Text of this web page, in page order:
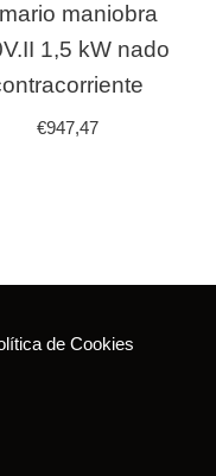
maniobra
1,5 kW nado
€947,47
de Cookies